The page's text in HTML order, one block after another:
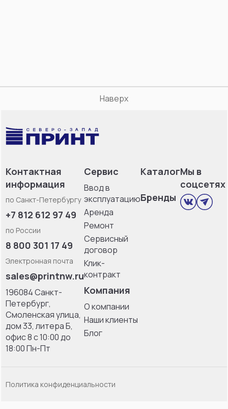
Наверх
Контактная
информация
по Санкт-Петербургу
+7 812 612 97 49
по России
8 800 301 17 49
Электронная почта
sales@printnw.ru
196084 Санкт-
Петербург,
Смоленская улица,
дом 33, литерa Б,
офис 8 с 10:00 до
18:00 Пн-Пт
Сервис
Ввод в
эксплуатацию
Аренда
Ремонт
Сервисный
договор
Клик-
контракт
Компания
О компании
Наши клиенты
Блог
Каталог
Бренды
Мы в
соцсетях
Политика конфиденциальности